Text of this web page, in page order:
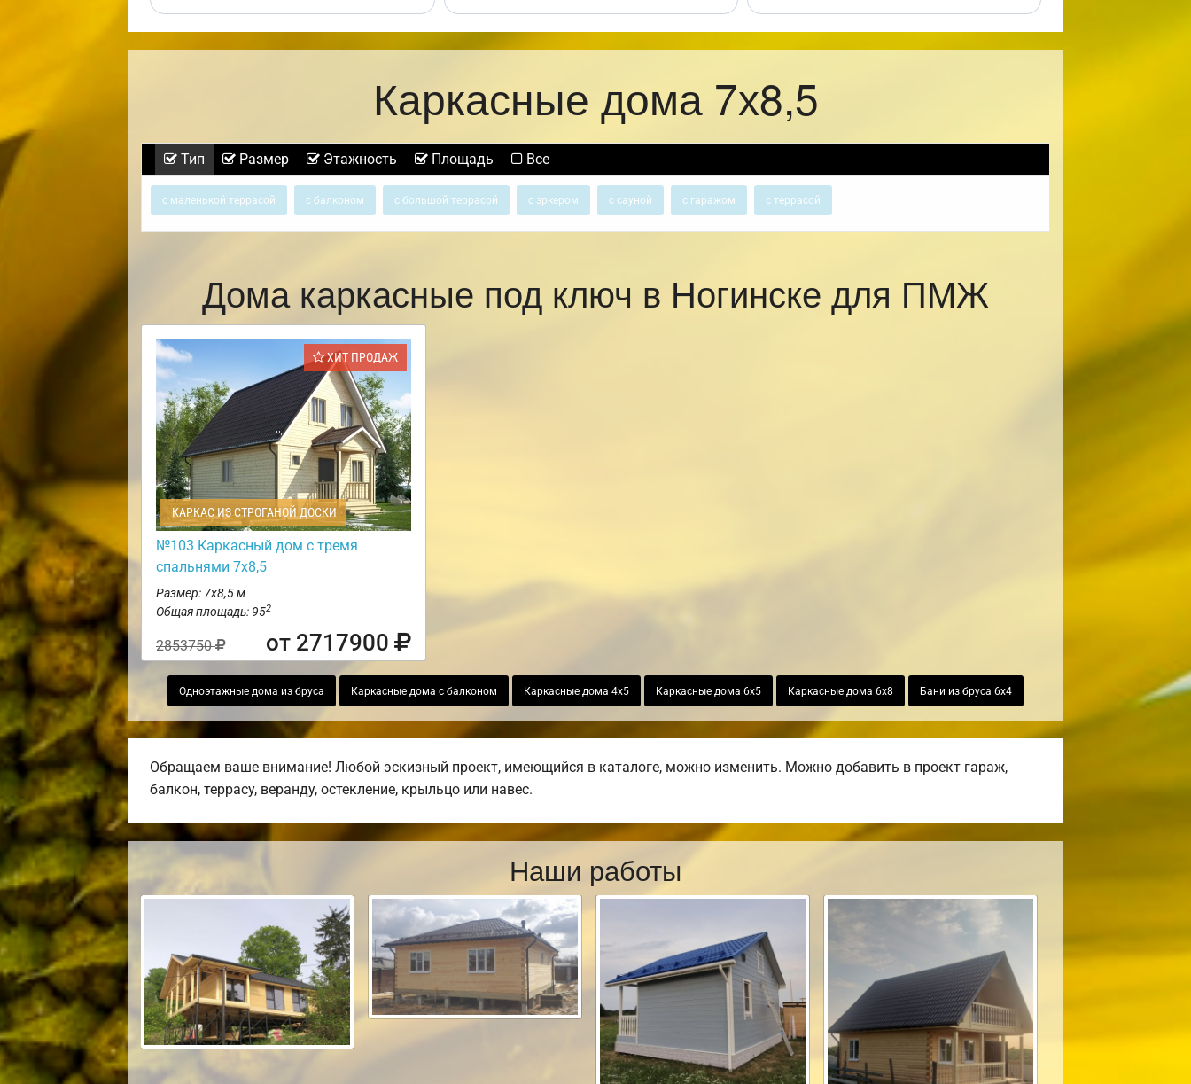
Каркасные дома 7х8,5
Тип Размер Этажность Площадь Все
с маленькой террасой с балконом с большой террасой с эркером с сауной с гаражом с террасой
Дома каркасные под ключ в Ногинске для ПМЖ
ХИТ ПРОДАЖ
КАРКАС ИЗ СТРОГАНОЙ ДОСКИ
№103 Каркасный дом с тремя
спальнями 7х8,5
Размер: 7х8,5 м
Общая площадь: 952
2853750 от 2717900
Одноэтажные дома из бруса Каркасные дома с балконом Каркасные дома 4х5 Каркасные дома 6х5 Каркасные дома 6х8 Бани из бруса 6х4
Обращаем ваше внимание! Любой эскизный проект, имеющийся в каталоге, можно изменить. Можно добавить в проект гараж,
балкон, террасу, веранду, остекление, крыльцо или навес.
Наши работы